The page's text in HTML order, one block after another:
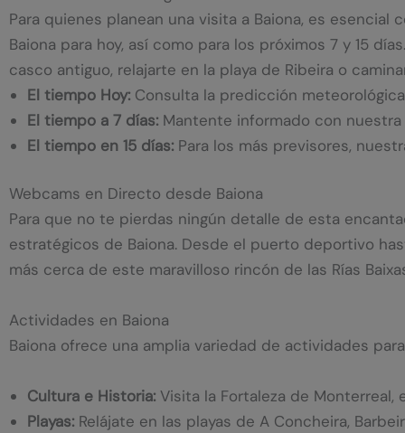
Para quienes planean una visita a Baiona, es
Baiona para hoy, así como para los próximos 7 y 15
casco antiguo, relajarte en la playa de Ribeira o
El tiempo Hoy: Consulta la predicción
El tiempo a 7 días: Mantente informado con
El tiempo en 15 días: Para los más previsores,
Webcams en Directo desde Baiona
Para que no te pierdas ningún detalle de esta
estratégicos de Baiona. Desde el puerto deportivo
más cerca de este maravilloso rincón de las Rías
Actividades en Baiona
Baiona ofrece una amplia variedad de actividades
Cultura e Historia: Visita la Fortaleza de Monterreal,
Playas: Relájate en las playas de A Concheira,